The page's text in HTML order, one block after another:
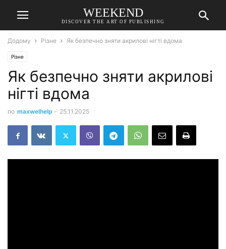
WEEKEND
DISCOVER THE ART OF PUBLISHING
Додому Різне Як безпечно зняти акрилові нігті вдома
Різне
Як безпечно зняти акрилові
нігті вдома
по maxwelhelp - 25.11.2025